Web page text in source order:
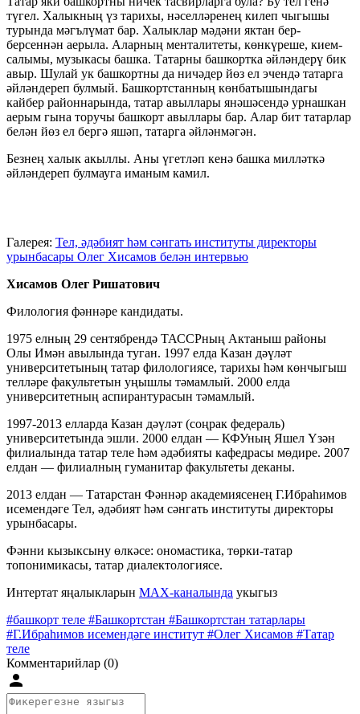
түгел. Халыкның үз тарихы, нәселләренең килеп чыгышы
турында мәгълүмат бар. Халыклар мәдәни яктан бер-
берсеннән аерыла. Аларның менталитеты, көнкүреше, кием-
салымы, музыкасы башка. Татарны башкортка әйләндерү бик
авыр. Шулай ук башкортны да ничәдер йөз ел эчендә татарга
әйләндереп булмый. Башкортстанның көнбатышындагы
кайбер районнарында, татар авыллары янәшәсендә урнашкан
аерым гына торучы башкорт авыллары бар. Алар бит татарлар
белән йөз ел бергә яшәп, татарга әйләнмәгән.
Безнең халык акыллы. Аны үгетләп кенә башка милләткә
әйләндереп булмауга иманым камил.
Галерея: Тел, әдәбият һәм сәнгать институты директоры
урынбасары Олег Хисамов белән интервью
Хисамов Олег Ришатович
Филология фәннәре кандидаты.
1975 елның 29 сентябрендә ТАССРның Актаныш районы
Олы Имән авылында туган. 1997 елда Казан дәүләт
университетының татар филологиясе, тарихы һәм көнчыгыш
телләре факультетын уңышлы тәмамлый. 2000 елда
университетның аспирантурасын тәмамлый.
1997-2013 елларда Казан дәүләт (соңрак федераль)
университетында эшли. 2000 елдан — КФУның Яшел Үзән
филиалында татар теле һәм әдәбияты кафедрасы мөдире. 2007
елдан — филиалның гуманитар факультеты деканы.
2013 елдан — Татарстан Фәннәр академиясенең Г.Ибраһимов
исемендәге Тел, әдәбият һәм сәнгать институты директоры
урынбасары.
Фәнни кызыксыну өлкәсе: ономастика, төрки-татар
топонимикасы, татар диалектологиясе.
Интертат яңалыкларын MAX-каналында укыгыз
#башкорт теле #Башкортстан #Башкортстан татарлары
#Г.Ибраһимов исемендәге институт #Олег Хисамов #Татар
теле
Комментарийлар (0)